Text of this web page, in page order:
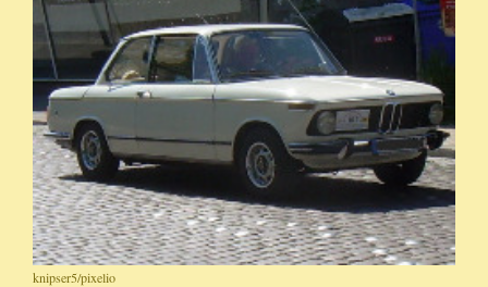
knipser5/pixelio